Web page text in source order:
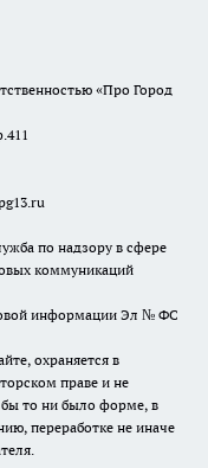
«Про Город
по надзору в сфере
коммуникаций
информации Эл № ФС
охраняется в
праве и не
то ни было форме, в
переработке не иначе